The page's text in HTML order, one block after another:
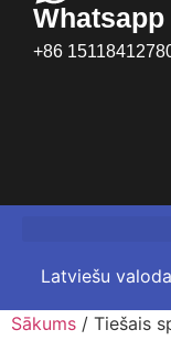
Whatsapp
+86
Sākums / Tiešais